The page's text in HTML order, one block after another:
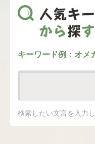
キーワード例：オメ
検索したい文言を入力